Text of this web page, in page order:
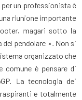
un professionista è
riunione importante
magari sotto la
pendolare ». Non si
organizzato che
comune è pensare di
La tecnologia dei
e totalmente